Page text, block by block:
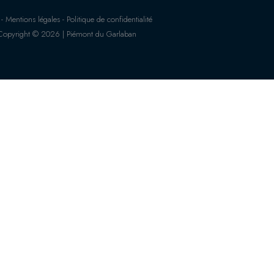
Mentions légales - Politique de confidentialité
© 2026 | Piémont du Garlaban